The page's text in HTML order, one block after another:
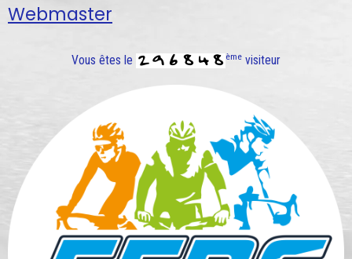
Webmaster
Vous êtes le ème visiteur